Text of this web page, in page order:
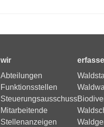
wir
Abteilungen
Funktionsstellen
Steuerungsausschuss
Mitarbeitende
Stellenanzeigen